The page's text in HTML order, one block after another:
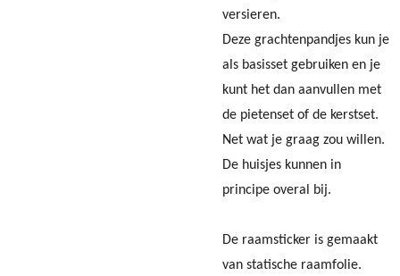
versieren.
Deze grachtenpandjes kun je
als basisset gebruiken en je
kunt het dan aanvullen met
de pietenset of de kerstset.
Net wat je graag zou willen.
De huisjes kunnen in
principe overal bij.
De raamsticker is gemaakt
van statische raamfolie.